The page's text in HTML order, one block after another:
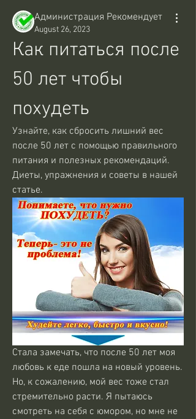
Администрация Рекомендует
August 26, 2023
Как питаться после
50 лет чтобы
похудеть
Узнайте, как сбросить лишний вес
после 50 лет с помощью правильного
питания и полезных рекомендаций.
Диеты, упражнения и советы в нашей
статье.
Стала замечать, что после 50 лет моя
любовь к еде пошла на новый уровень.
Но, к сожалению, мой вес тоже стал
стремительно расти. Я пытаюсь
смотреть на себя с юмором, но мне не